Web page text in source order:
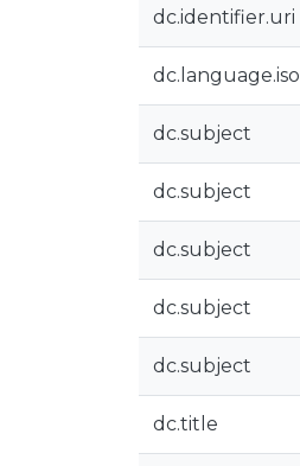
dc.identifier.uri
dc.language.iso
dc.subject
dc.subject
dc.subject
dc.subject
dc.subject
dc.title